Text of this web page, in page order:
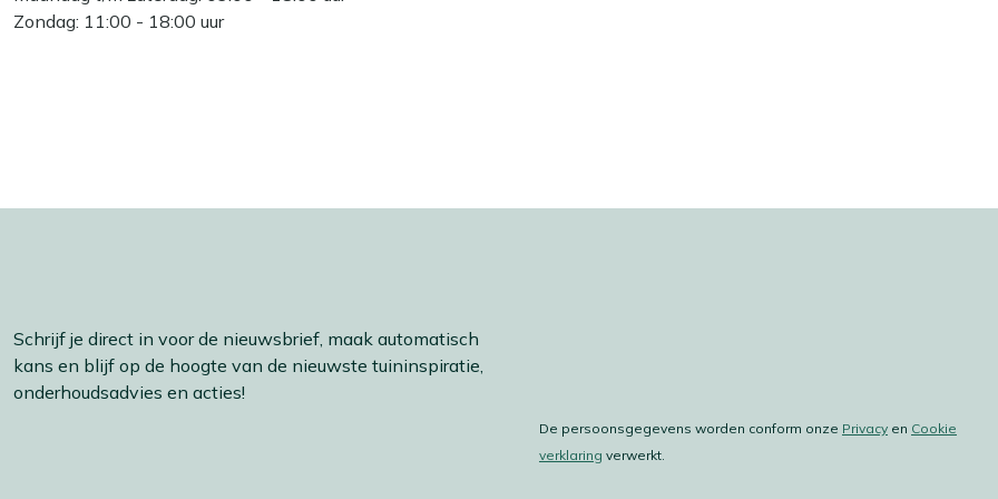
Zondag: 11:00 - 18:00 uur
Schrijf je direct in voor de nieuwsbrief, maak automatisch
kans en blijf op de hoogte van de nieuwste tuininspiratie,
onderhoudsadvies en acties!
De persoonsgegevens worden conform onze Privacy en Cookie
verklaring verwerkt.